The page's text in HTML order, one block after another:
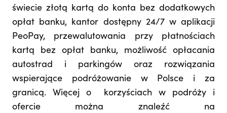
świecie złotą kartą do konta bez dodatkowych
opłat banku, kantor dostępny 24/7 w aplikacji
PeoPay, przewalutowania przy płatnościach
kartą bez opłat banku, możliwość opłacania
autostrad i parkingów oraz rozwiązania
wspierające podróżowanie w Polsce i za
granicą. Więcej o korzyściach w podróży i
ofercie można znaleźć na